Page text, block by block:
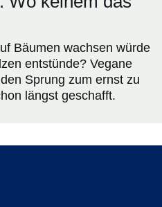
Bäumen wachsen würde
entstünde? Vegane
Sprung zum ernst zu
längst geschafft.